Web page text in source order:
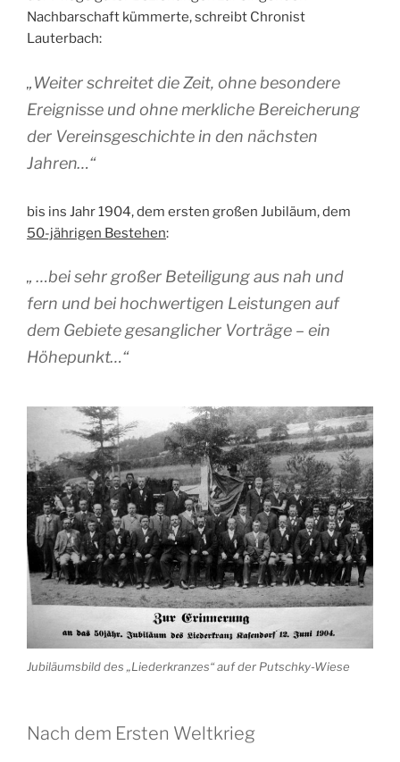
Nachbarschaft kümmerte, schreibt Chronist
Lauterbach:
„Weiter schreitet die Zeit, ohne besondere
Ereignisse und ohne merkliche Bereicherung
der Vereinsgeschichte in den nächsten
Jahren…“
bis ins Jahr 1904, dem ersten großen Jubiläum, dem
50-jährigen Bestehen:
„ …bei sehr großer Beteiligung aus nah und
fern und bei hochwertigen Leistungen auf
dem Gebiete gesanglicher Vorträge – ein
Höhepunkt…“
Jubiläumsbild des „Liederkranzes“ auf der Putschky-Wiese
Nach dem Ersten Weltkrieg